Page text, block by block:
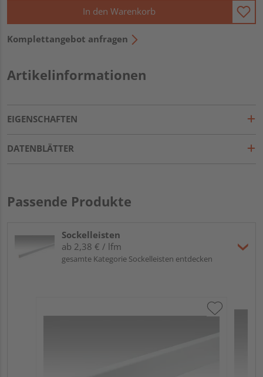
In den Warenkorb
Komplettangebot anfragen
Artikelinformationen
EIGENSCHAFTEN
DATENBLÄTTER
Passende Produkte
Sockelleisten
ab 2,38 € / lfm
gesamte Kategorie Sockelleisten entdecken